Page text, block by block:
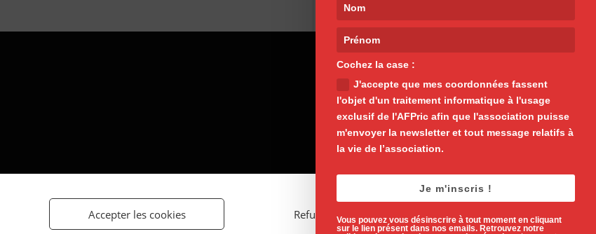
Accepter les cookies Refuser Voir les préférences
Cochez la case :
J'accepte que mes coordonnées fassent
l'objet d'un traitement informatique à l'usage
exclusif de l'AFPric afin que l'association puisse
m'envoyer la newsletter et tout message relatifs à
la vie de l’association.
Je m'inscris !
Vous pouvez vous désinscrire à tout moment en cliquant
sur le lien présent dans nos emails. Retrouvez notre